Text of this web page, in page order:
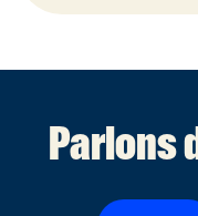
Parlons